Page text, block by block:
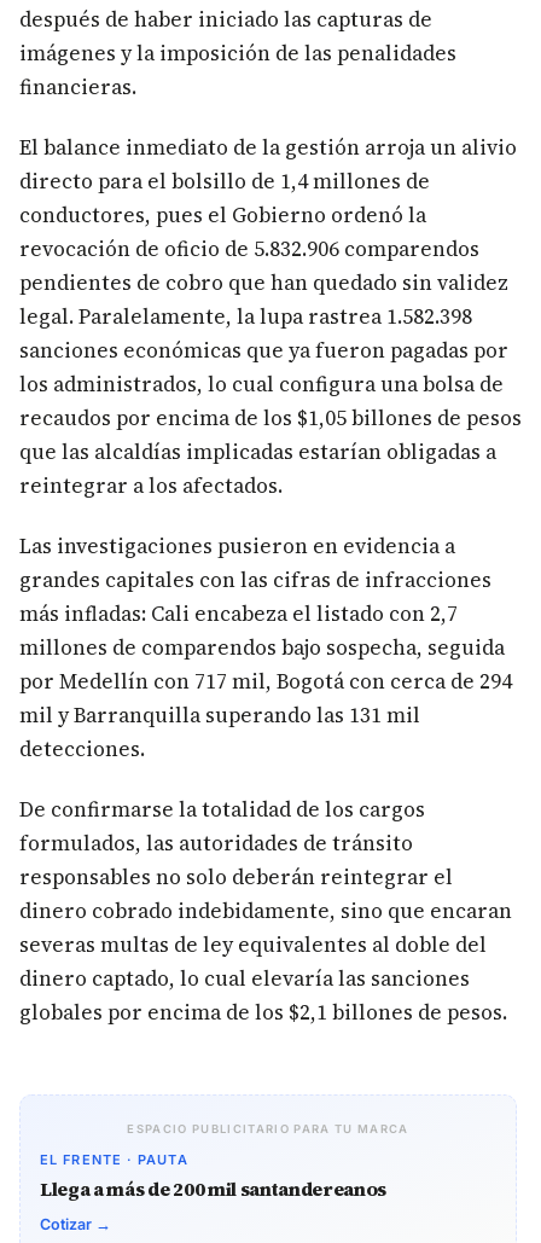
después de haber iniciado las capturas de
imágenes y la imposición de las penalidades
financieras.
El balance inmediato de la gestión arroja un alivio
directo para el bolsillo de 1,4 millones de
conductores, pues el Gobierno ordenó la
revocación de oficio de 5.832.906 comparendos
pendientes de cobro que han quedado sin validez
legal. Paralelamente, la lupa rastrea 1.582.398
sanciones económicas que ya fueron pagadas por
los administrados, lo cual configura una bolsa de
recaudos por encima de los $1,05 billones de pesos
que las alcaldías implicadas estarían obligadas a
reintegrar a los afectados.
Las investigaciones pusieron en evidencia a
grandes capitales con las cifras de infracciones
más infladas: Cali encabeza el listado con 2,7
millones de comparendos bajo sospecha, seguida
por Medellín con 717 mil, Bogotá con cerca de 294
mil y Barranquilla superando las 131 mil
detecciones.
De confirmarse la totalidad de los cargos
formulados, las autoridades de tránsito
responsables no solo deberán reintegrar el
dinero cobrado indebidamente, sino que encaran
severas multas de ley equivalentes al doble del
dinero captado, lo cual elevaría las sanciones
globales por encima de los $2,1 billones de pesos.
ESPACIO PUBLICITARIO PARA TU MARCA
EL FRENTE · PAUTA
Llega a más de 200 mil santandereanos
Cotizar →